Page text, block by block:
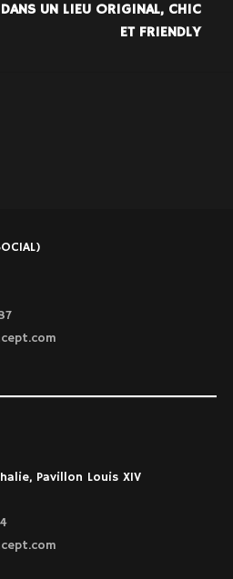
UN LIEU ORIGINAL, CHIC
ET FRIENDLY
Pavillon Louis XIV